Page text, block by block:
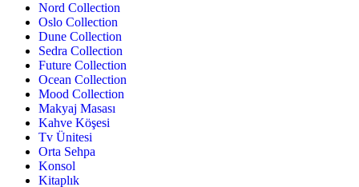
Nord Collection
Oslo Collection
Dune Collection
Sedra Collection
Future Collection
Ocean Collection
Mood Collection
Makyaj Masası
Kahve Köşesi
Tv Ünitesi
Orta Sehpa
Konsol
Kitaplık